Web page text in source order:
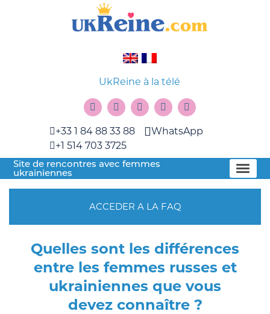
UkReine à la télé
+33 1 84 88 33 88
+1 514 703 3725
WhatsApp
Site de rencontres avec femmes
ukrainiennes
ACCEDER A LA FAQ
Quelles sont les différences
entre les femmes russes et
ukrainiennes que vous
devez connaître ?